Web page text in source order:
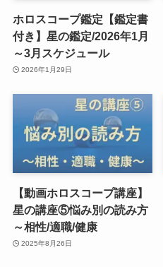
ホロスコープ鑑定【鑑定書
付き】星の鑑定/2026年1月
～3月スケジュール
2026年1月29日
【動画ホロスコープ講座】
星の講座⑤悩み別の読み方
～相性/適職/健康
2025年8月26日